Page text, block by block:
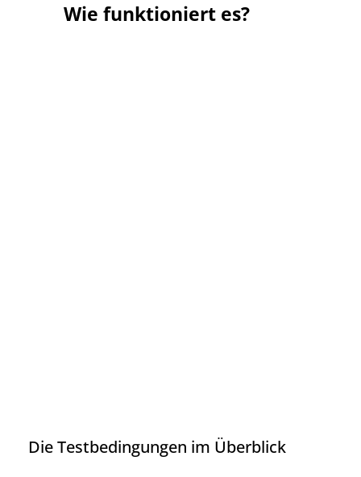
Wie funktioniert es?
Die Testbedingungen im Überblick